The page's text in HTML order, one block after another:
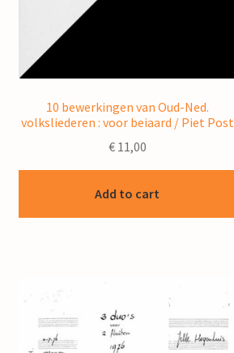
10 bewerkingen van Oud-Ned.
volksliederen : voor beiaard / Piet Post
€11,00
Add to cart